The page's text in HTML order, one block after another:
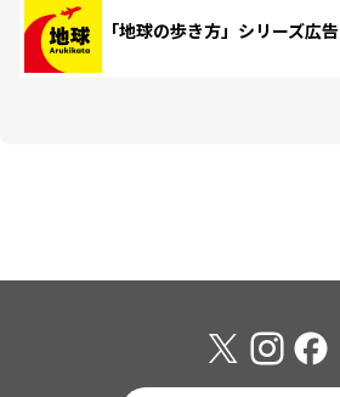
「地球の歩き方」シリーズ広